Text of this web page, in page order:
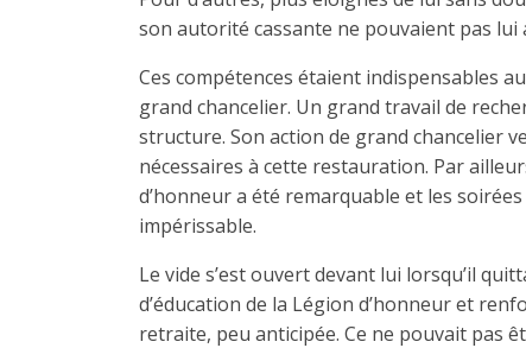
son autorité cassante ne pouvaient pas lui
Ces compétences étaient indispensables
grand chancelier. Un grand travail de
structure. Son action de grand chancelier
nécessaires à cette restauration. Par
d’honneur a été remarquable et les
impérissable.
Le vide s’est ouvert devant lui lorsqu’il
d’éducation de la Légion d’honneur et
retraite, peu anticipée. Ce ne pouvait pas